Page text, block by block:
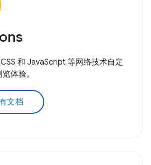
和 JavaScript 等网络技术自定
体验。
文档